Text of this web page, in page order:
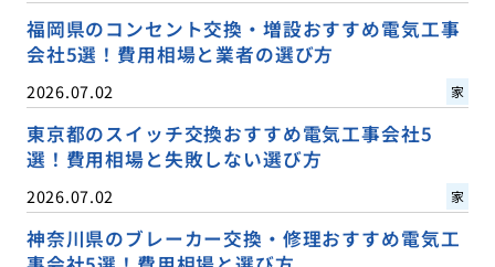
福岡県のコンセント交換・増設おすすめ電気工事
会社5選！費用相場と業者の選び方
2026.07.02 家
東京都のスイッチ交換おすすめ電気工事会社5
選！費用相場と失敗しない選び方
2026.07.02 家
神奈川県のブレーカー交換・修理おすすめ電気工